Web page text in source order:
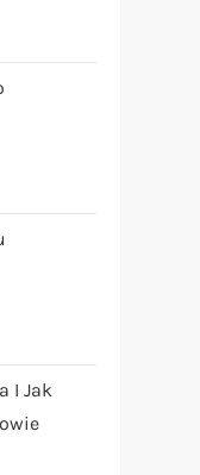
I Jak